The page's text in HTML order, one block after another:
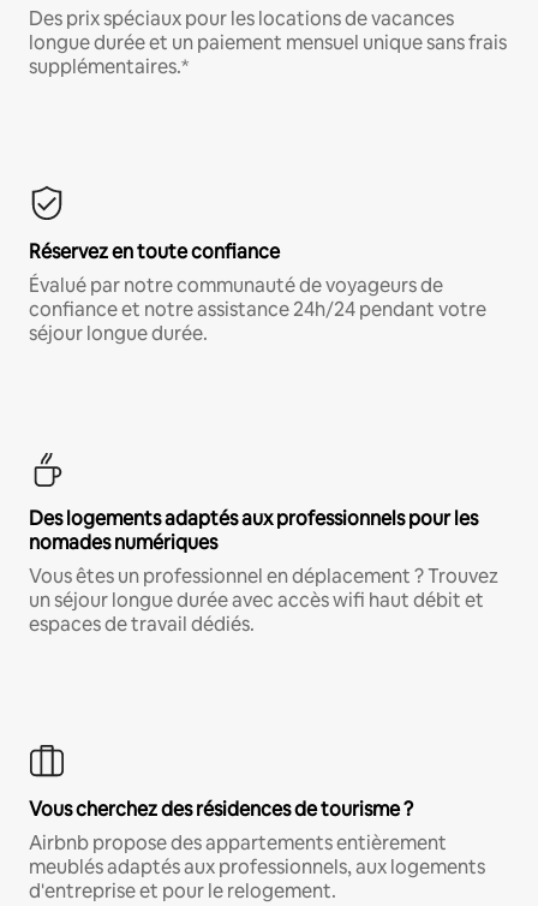
Des prix spéciaux pour les locations de vacances
longue durée et un paiement mensuel unique sans frais
supplémentaires.*
Réservez en toute confiance
Évalué par notre communauté de voyageurs de
confiance et notre assistance 24h/24 pendant votre
séjour longue durée.
Des logements adaptés aux professionnels pour les
nomades numériques
Vous êtes un professionnel en déplacement ? Trouvez
un séjour longue durée avec accès wifi haut débit et
espaces de travail dédiés.
Vous cherchez des résidences de tourisme ?
Airbnb propose des appartements entièrement
meublés adaptés aux professionnels, aux logements
d'entreprise et pour le relogement.